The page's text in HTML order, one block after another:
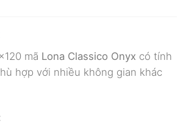
mã Lona Classico Onyx có tính
hợp với nhiều không gian khác